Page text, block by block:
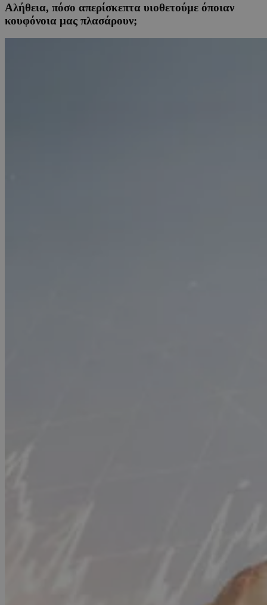
Αλήθεια, πόσο απερίσκεπτα υιοθετούμε όποιαν
κουφόνοια μας πλασάρουν;